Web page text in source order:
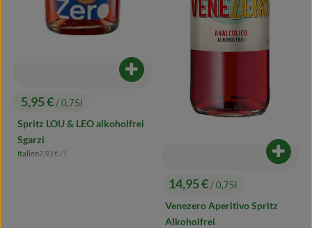
, Preis:
5,95 €/ 0,75l
Spritz LOU & LEO alkoholfrei
Sgarzi
, Herkunft:
Italien, Referenzpreis:
7,93 €/ l
Produkt zum Warenkorb hinzufügen
, Preis:
14,95 €/ 0,75l
Venezero Aperitivo Spritz
Alkoholfrei